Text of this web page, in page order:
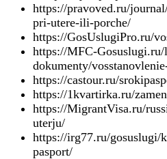
https://pravoved.ru/
pri-utere-ili-porche/
https://GosUslugiPro.ru/
https://MFC-
dokumenty/
https://castour.ru/
https://1kvartirka.ru/
https://MigrantVisa.ru/
uterju/
https://irg77.ru/gosuslugi/
pasport/